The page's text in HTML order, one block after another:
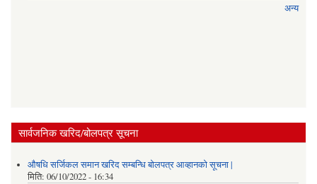
अन्य
सार्वजनिक खरिद/बोलपत्र सूचना
औषधि सर्जिकल समान खरिद सम्बन्धि बोलपत्र आव्हानको सूचना |
मिति: 06/10/2022 - 16:34